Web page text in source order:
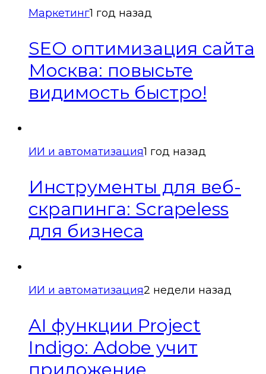
Маркетинг1 год назад
SEO оптимизация сайта
Москва: повысьте
видимость быстро!
ИИ и автоматизация1 год назад
Инструменты для веб-
скрапинга: Scrapeless
для бизнеса
ИИ и автоматизация2 недели назад
AI функции Project
Indigo: Adobe учит
приложение